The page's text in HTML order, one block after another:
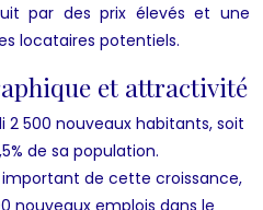
par des prix élevés et une
locataires potentiels.
et attractivité
2 500 nouveaux habitants, soit
de sa population.
important de cette croissance,
nouveaux emplois dans le